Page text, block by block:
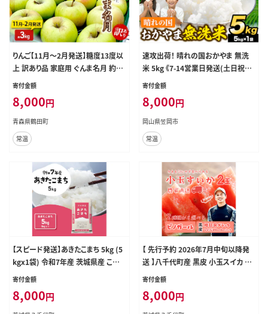
りんご【11月～2月発送】糖度13度以
上 訳あり品 家庭用 ぐんま名月 約3k
g【青森りんご】
寄付金額
8,000円
青森県鶴田町
常温
速攻出荷！ 晴れの国おかやま 無洗
米 5kg 《7-14営業日発送(土日祝除
く)》 岡山県 笠岡市 無洗米 岡山県産
---kasaoka_zsy_391_5_wx---
寄付金額
8,000円
岡山県笠岡市
常温
【スピード発送】あきたこまち 5kg (5
kgx1袋) 令和7年産 茨城県産 こしひ
かり 白米 精米 茨城県 八千代町 お
寄付金額
8,000円
【 先行予約 2026年7月中旬以降発
送 】八千代町産 黒皮 小玉スイカ 姫
甘泉ブラック ひとりじめBonBonリ
[SF004ya]
寄付金額
8,000円